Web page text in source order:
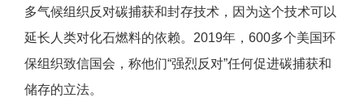
多气候组织反对碳捕获和封存技术，因为这个技术可以
延长人类对化石燃料的依赖。2019年，600多个美国环
保组织致信国会，称他们“强烈反对”任何促进碳捕获和
储存的立法。